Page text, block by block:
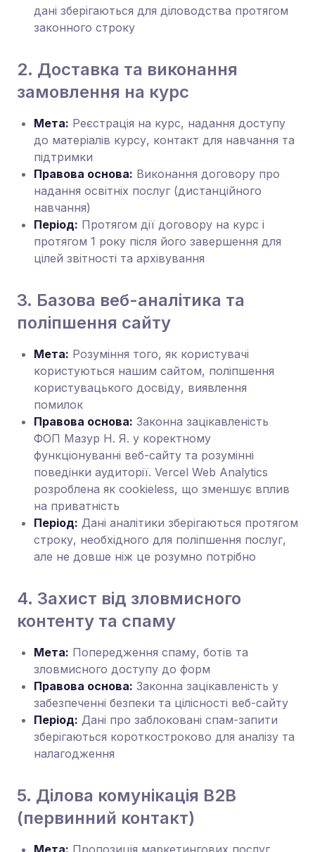
дані зберігаються для діловодства протягом
законного строку
2. Доставка та виконання
замовлення на курс
Мета: Реєстрація на курс, надання доступу
до матеріалів курсу, контакт для навчання та
підтримки
Правова основа: Виконання договору про
надання освітніх послуг (дистанційного
навчання)
Період: Протягом дії договору на курс і
протягом 1 року після його завершення для
цілей звітності та архівування
3. Базова веб-аналітика та
поліпшення сайту
Мета: Розуміння того, як користувачі
користуються нашим сайтом, поліпшення
користувацького досвіду, виявлення
помилок
Правова основа: Законна зацікавленість
ФОП Мазур Н. Я. у коректному
функціонуванні веб-сайту та розумінні
поведінки аудиторії. Vercel Web Analytics
розроблена як cookieless, що зменшує вплив
на приватність
Період: Дані аналітики зберігаються протягом
строку, необхідного для поліпшення послуг,
але не довше ніж це розумно потрібно
4. Захист від зловмисного
контенту та спаму
Мета: Попередження спаму, ботів та
зловмисного доступу до форм
Правова основа: Законна зацікавленість у
забезпеченні безпеки та цілісності веб-сайту
Період: Дані про заблоковані спам-запити
зберігаються короткостроково для аналізу та
налагодження
5. Ділова комунікація B2B
(первинний контакт)
Мета: Пропозиція маркетингових послуг